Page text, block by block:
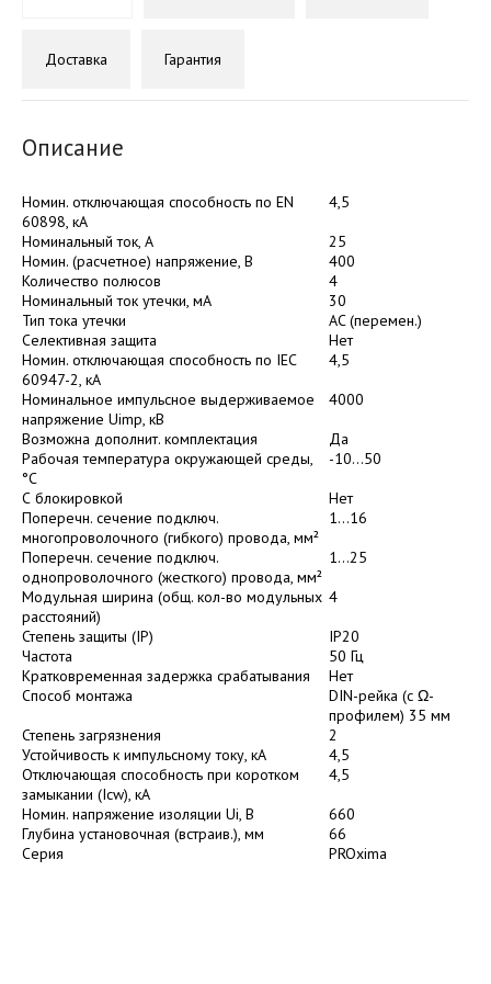
Доставка Гарантия
Описание
Номин. отключающая способность по EN
60898, кА
4,5
Номинальный ток, А
25
Номин. (расчетное) напряжение, В
400
Количество полюсов
4
Номинальный ток утечки, мА
30
Тип тока утечки
AC (перемен.)
Селективная защита
Нет
Номин. отключающая способность по IEC
60947-2, кА
4,5
Номинальное импульсное выдерживаемое
напряжение Uimp, кВ
4000
Возможна дополнит. комплектация
Да
Рабочая температура окружающей среды,
°C
-10...50
С блокировкой
Нет
Поперечн. сечение подключ.
многопроволочного (гибкого) провода, мм²
1...16
Поперечн. сечение подключ.
однопроволочного (жесткого) провода, мм²
1...25
Модульная ширина (общ. кол-во модульных
расстояний)
4
Степень защиты (IP)
IP20
Частота
50 Гц
Кратковременная задержка срабатывания
Нет
Способ монтажа
DIN-рейка (с Ω-
профилем) 35 мм
Степень загрязнения
2
Устойчивость к импульсному току, кА
4,5
Отключающая способность при коротком
замыкании (Icw), кА
4,5
Номин. напряжение изоляции Ui, В
660
Глубина установочная (встраив.), мм
66
Серия
PROxima